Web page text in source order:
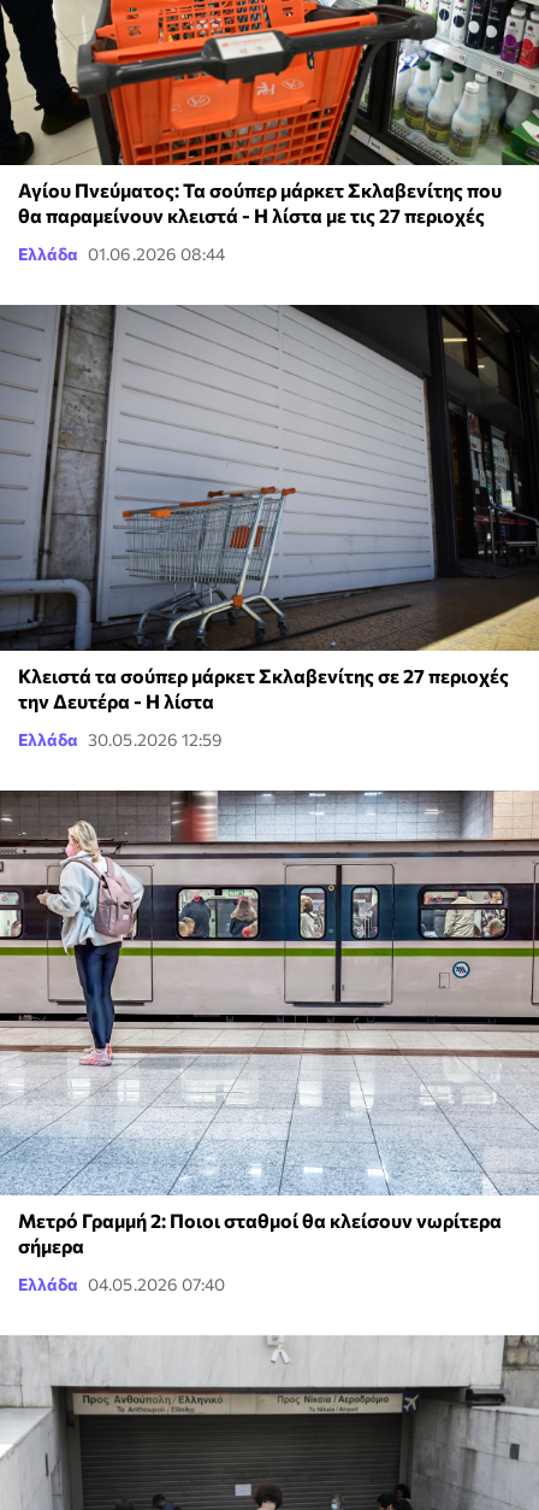
Αγίου Πνεύματος: Τα σούπερ μάρκετ Σκλαβενίτης που
θα παραμείνουν κλειστά - Η λίστα με τις 27 περιοχές
Ελλάδα 01.06.2026 08:44
Κλειστά τα σούπερ μάρκετ Σκλαβενίτης σε 27 περιοχές
την Δευτέρα - Η λίστα
Ελλάδα 30.05.2026 12:59
Μετρό Γραμμή 2: Ποιοι σταθμοί θα κλείσουν νωρίτερα
σήμερα
Ελλάδα 04.05.2026 07:40